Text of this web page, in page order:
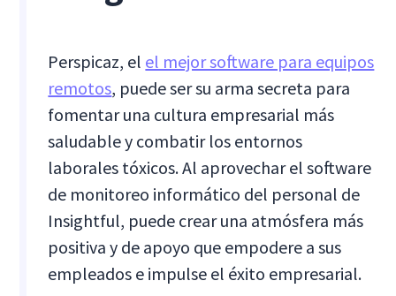
Perspicaz, el el mejor software para equipos
remotos, puede ser su arma secreta para
fomentar una cultura empresarial más
saludable y combatir los entornos
laborales tóxicos. Al aprovechar el software
de monitoreo informático del personal de
Insightful, puede crear una atmósfera más
positiva y de apoyo que empodere a sus
empleados e impulse el éxito empresarial.